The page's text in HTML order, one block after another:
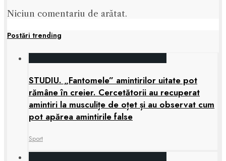
Niciun comentariu de arătat.
Postări trending
STUDIU. „Fantomele” amintirilor uitate pot
rămâne în creier. Cercetătorii au recuperat
amintiri la musculițe de oțet și au observat cum
pot apărea amintirile false
Sport